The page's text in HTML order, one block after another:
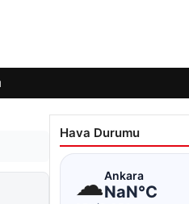
Hava Durumu
☁Ankara
NaN°C